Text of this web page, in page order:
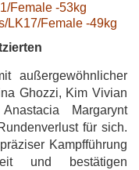
Female -53kg
LK17/Female -49kg
außergewöhnlicher
Ghozzi, Kim Vivian
Margarynt
für sich.
Kampfführung
und bestätigen